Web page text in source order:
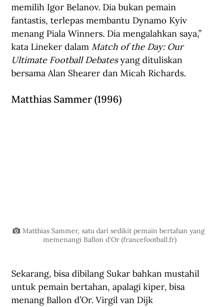
memilih Igor Belanov. Dia bukan pemain
fantastis, terlepas membantu Dynamo Kyiv
menang Piala Winners. Dia mengalahkan saya,”
kata Lineker dalam Match of the Day: Our
Ultimate Football Debates yang dituliskan
bersama Alan Shearer dan Micah Richards.
Matthias Sammer (1996)
Matthias Sammer, satu dari sedikit pemain bertahan yang
memenangi Ballon d'Or (francefootball.fr)
Sekarang, bisa dibilang Sukar bahkan mustahil
untuk pemain bertahan, apalagi kiper, bisa
menang Ballon d’Or. Virgil van Dijk